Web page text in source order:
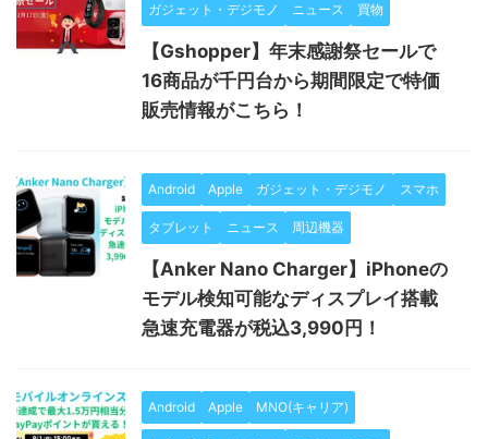
ガジェット・デジモノ ニュース 買物
【Gshopper】年末感謝祭セールで
16商品が千円台から期間限定で特価
販売情報がこちら！
Android Apple ガジェット・デジモノ スマホ
タブレット ニュース 周辺機器
【Anker Nano Charger】iPhoneの
モデル検知可能なディスプレイ搭載
急速充電器が税込3,990円！
Android Apple MNO(キャリア)